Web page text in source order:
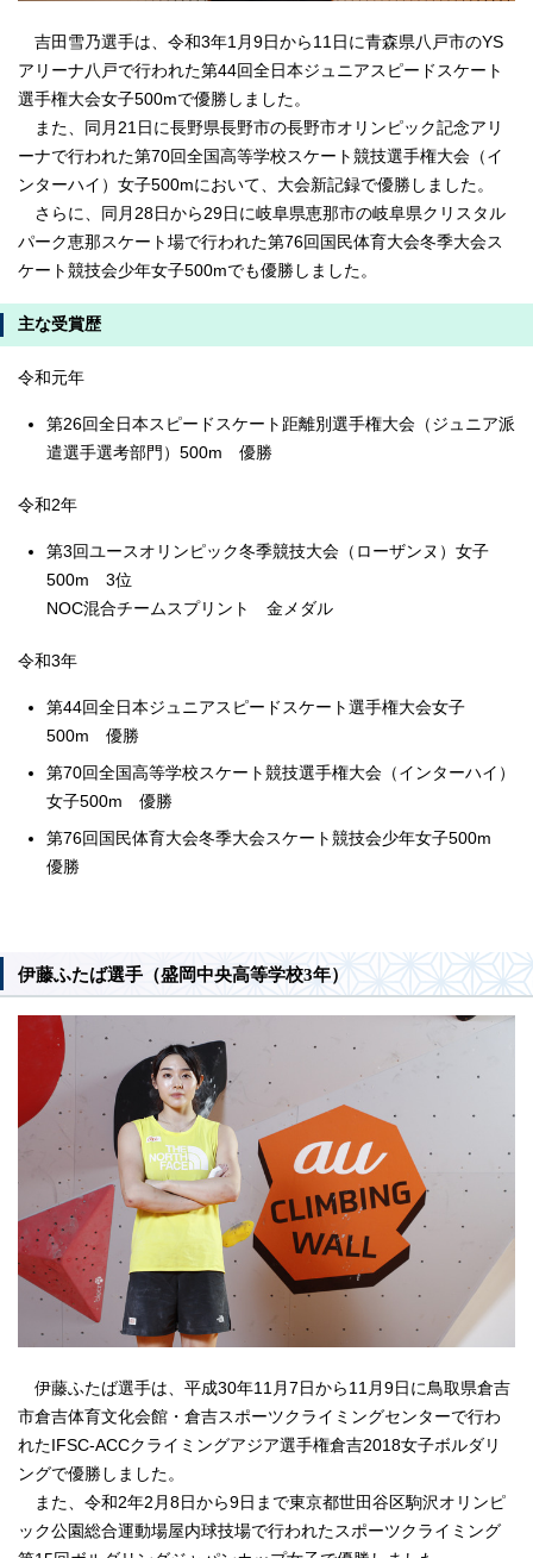
吉田雪乃選手は、令和3年1月9日から11日に青森県八戸市のYS
アリーナ八戸で行われた第44回全日本ジュニアスピードスケート
選手権大会女子500mで優勝しました。
また、同月21日に長野県長野市の長野市オリンピック記念アリ
ーナで行われた第70回全国高等学校スケート競技選手権大会（イ
ンターハイ）女子500mにおいて、大会新記録で優勝しました。
さらに、同月28日から29日に岐阜県恵那市の岐阜県クリスタル
パーク恵那スケート場で行われた第76回国民体育大会冬季大会ス
ケート競技会少年女子500mでも優勝しました。
主な受賞歴
令和元年
第26回全日本スピードスケート距離別選手権大会（ジュニア派
遣選手選考部門）500m 優勝
令和2年
第3回ユースオリンピック冬季競技大会（ローザンヌ）女子
500m 3位
NOC混合チームスプリント 金メダル
令和3年
第44回全日本ジュニアスピードスケート選手権大会女子
500m 優勝
第70回全国高等学校スケート競技選手権大会（インターハイ）
女子500m 優勝
第76回国民体育大会冬季大会スケート競技会少年女子500m
優勝
伊藤ふたば選手（盛岡中央高等学校3年）
伊藤ふたば選手は、平成30年11月7日から11月9日に鳥取県倉吉
市倉吉体育文化会館・倉吉スポーツクライミングセンターで行わ
れたIFSC-ACCクライミングアジア選手権倉吉2018女子ボルダリ
ングで優勝しました。
また、令和2年2月8日から9日まで東京都世田谷区駒沢オリンピ
ック公園総合運動場屋内球技場で行われたスポーツクライミング